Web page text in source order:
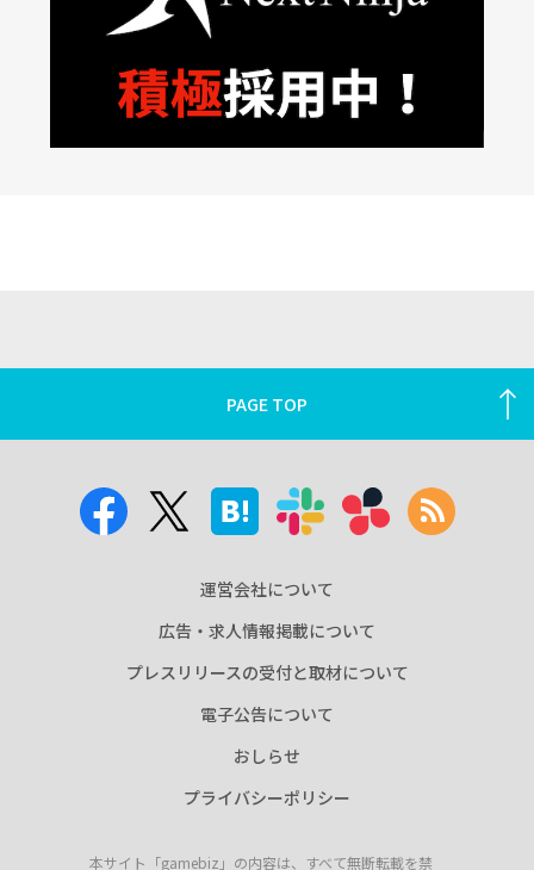
PAGE TOP
運営会社について
広告・求人情報掲載について
プレスリリースの受付と取材について
電子公告について
おしらせ
プライバシーポリシー
本サイト「gamebiz」の内容は、すべて無断転載を禁